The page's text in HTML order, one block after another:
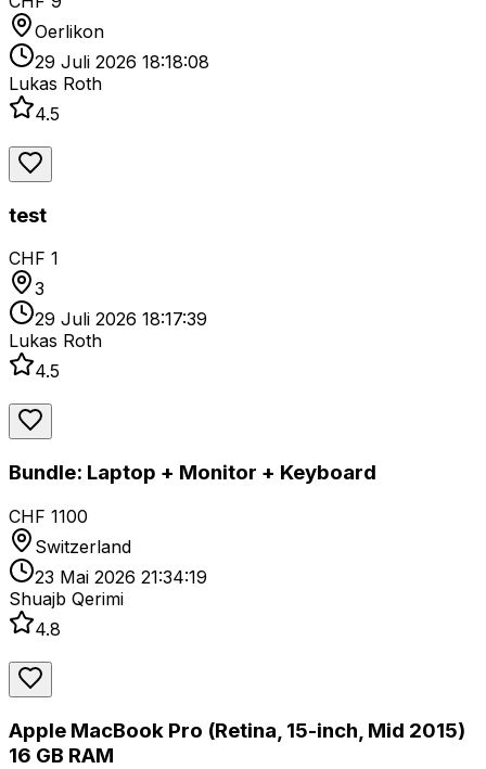
Oerlikon
29 Juli 2026 18:18:08
Lukas Roth
4.5
test
CHF 1
3
29 Juli 2026 18:17:39
Lukas Roth
4.5
Bundle: Laptop + Monitor + Keyboard
CHF 1100
Switzerland
23 Mai 2026 21:34:19
Shuajb Qerimi
4.8
Apple MacBook Pro (Retina, 15-inch, Mid 2015)
16 GB RAM